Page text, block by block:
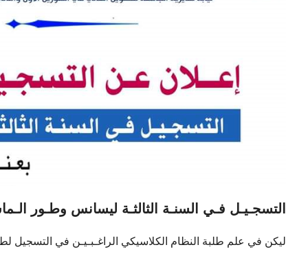
التسجـيـل فـي السنـة الثالثـة ليسانس وطـور الـماستـر،
ليكن في علم طلبة النظام الكلاسيكي الراغـبـيـن في التسجيل